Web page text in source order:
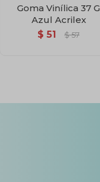
Goma Vinílica 37 G
Azul Acrilex
$ 51 $ 57